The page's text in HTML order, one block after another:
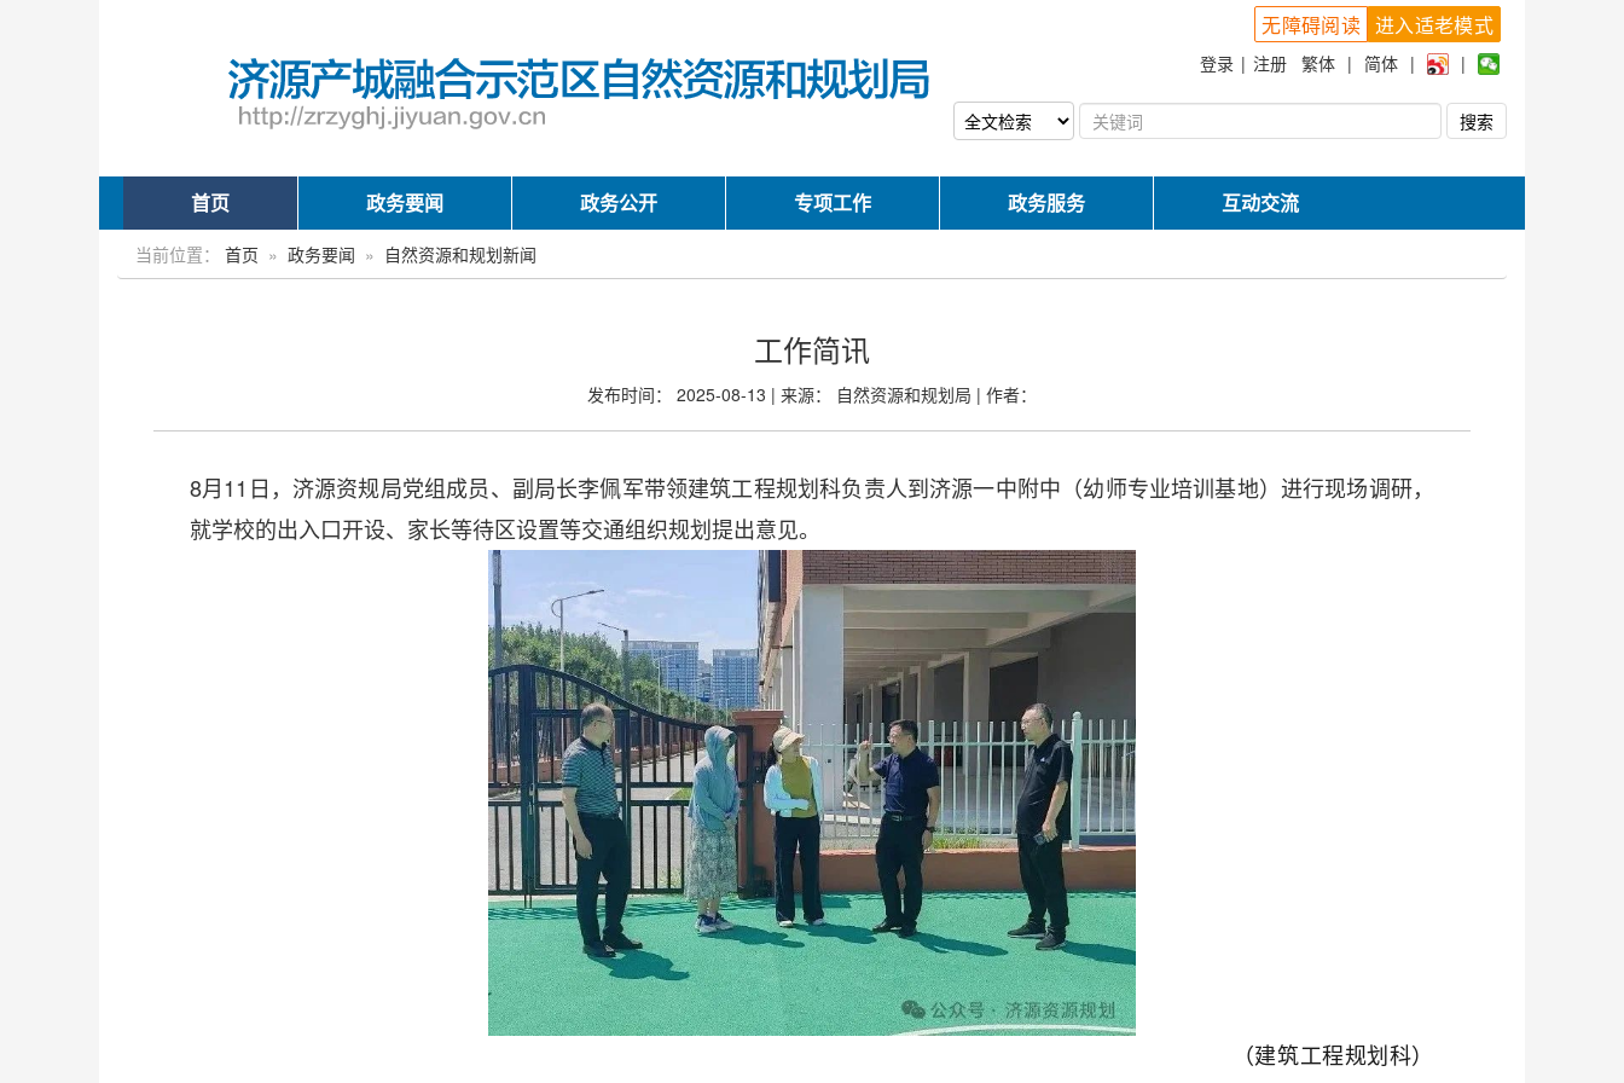
进入适老模式
无障碍阅读
繁体 | 简体 | |
登录 | 注册
首页 政务要闻 政务公开 专项工作 政务服务 互动交流
当前位置： 首页 » 政务要闻 » 自然资源和规划新闻
工作简讯
发布时间： 2025-08-13 | 来源： 自然资源和规划局 | 作者：
8月11日，济源资规局党组成员、副局长李佩军带领建筑工程规划科负责人到济源一中附中（幼师专业培训基地）进行现场调研，
就学校的出入口开设、家长等待区设置等交通组织规划提出意见。
（建筑工程规划科）